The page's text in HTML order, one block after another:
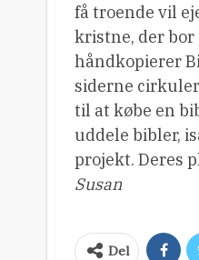
få troende vil
kristne, der bor
håndkopierer
siderne
til at købe en
uddele bibler,
projekt. Deres
Susan
Del